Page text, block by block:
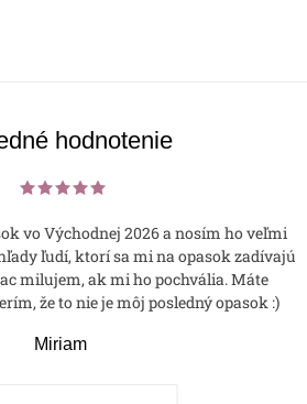
hodnotenie
vo Východnej 2026 a nosím ho veľmi
ľudí, ktorí sa mi na opasok zadívajú
milujem, ak mi ho pochvália. Máte
že to nie je môj posledný opasok :)
Miriam